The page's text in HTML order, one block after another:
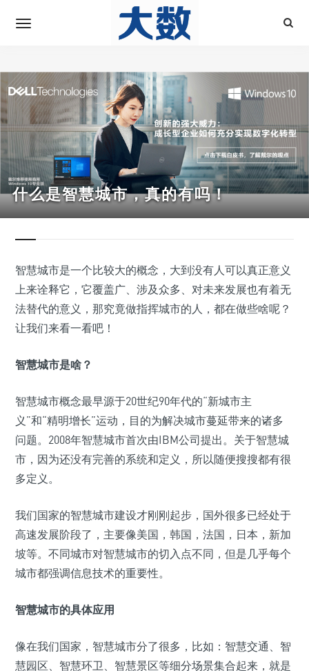
什么是智慧城市，真的有吗！
智慧城市是一个比较大的概念，大到没有人可以真正意义
上来诠释它，它覆盖广、涉及众多、对未来发展也有着无
法替代的意义，那究竟做指挥城市的人，都在做些啥呢？
让我们来看一看吧！
智慧城市是啥？
智慧城市概念最早源于20世纪90年代的“新城市主
义”和“精明增长”运动，目的为解决城市蔓延带来的诸多
问题。2008年智慧城市首次由IBM公司提出。关于智慧城
市，因为还没有完善的系统和定义，所以随便搜搜都有很
多定义。
我们国家的智慧城市建设才刚刚起步，国外很多已经处于
高速发展阶段了，主要像美国，韩国，法国，日本，新加
坡等。不同城市对智慧城市的切入点不同，但是几乎每个
城市都强调信息技术的重要性。
智慧城市的具体应用
像在我们国家，智慧城市分了很多，比如：智慧交通、智
慧园区、智慧环卫、智慧景区等细分场景集合起来，就是